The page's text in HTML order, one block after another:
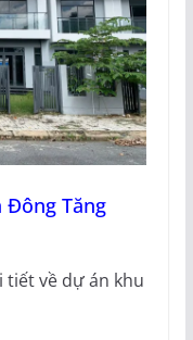
Đông Tăng
tiết về dự án khu